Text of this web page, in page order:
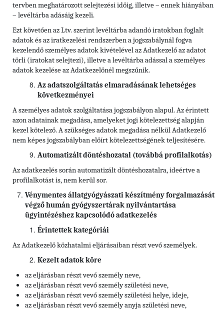
tervben meghatározott selejtezési időig, illetve – ennek hiányában
– levéltárba adásáig kezeli.
Ezt követően az Ltv. szerint levéltárba adandó iratokban foglalt
adatok és az iratkezelési rendszerben a jogszabálynál fogva
kezelendő személyes adatok kivételével az Adatkezelő az adatot
törli (iratokat selejtezi), illetve a levéltárba adással a személyes
adatok kezelése az Adatkezelőnél megszűnik.
Az adatszolgáltatás elmaradásának lehetséges
következményei
A személyes adatok szolgáltatása jogszabályon alapul. Az érintett
azon adatainak megadása, amelyeket jogi kötelezettség alapján
kezel kötelező. A szükséges adatok megadása nélkül Adatkezelő
nem képes jogszabályban előírt kötelezettségének teljesítésére.
Automatizált döntéshozatal (továbbá profilalkotás)
Az adatkezelés során automatizált döntéshozatalra, ideértve a
profilalkotást is, nem kerül sor.
Vénymentes állatgyógyászati készítmény forgalmazását
végző humán gyógyszertárak nyilvántartása
ügyintézéshez kapcsolódó adatkezelés
Érintettek kategóriái
Az Adatkezelő közhatalmi eljárásaiban részt vevő személyek.
Kezelt adatok köre
az eljárásban részt vevő személy neve,
az eljárásban részt vevő személy születési neve,
az eljárásban részt vevő személy születési helye, ideje,
az eljárásban részt vevő személy anyja születési neve,